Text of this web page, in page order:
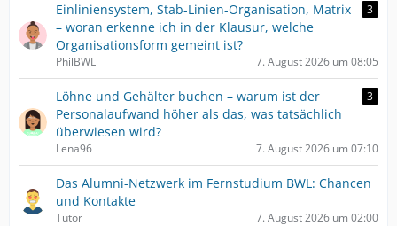
Einliniensystem, Stab-Linien-Organisation, Matrix
– woran erkenne ich in der Klausur, welche
Organisationsform gemeint ist?
3
PhilBWL 7. August 2026 um 08:05
Löhne und Gehälter buchen – warum ist der
Personalaufwand höher als das, was tatsächlich
überwiesen wird?
3
Lena96 7. August 2026 um 07:10
Das Alumni-Netzwerk im Fernstudium BWL: Chancen
und Kontakte
Tutor 7. August 2026 um 02:00